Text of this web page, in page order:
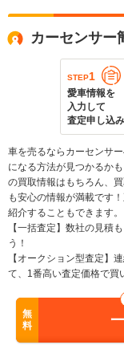
カーセンサー
STEP1
愛車情報を
入力して
査定申し込み
車を売るならカーセンサ
になる方法が見つかるか
の買取情報はもちろん、
も安心の情報が満載です
紹介することもできます。
【一括査定】数社の見積
う！
【オークション型査定】
て、1番高い査定価格で買
無
料